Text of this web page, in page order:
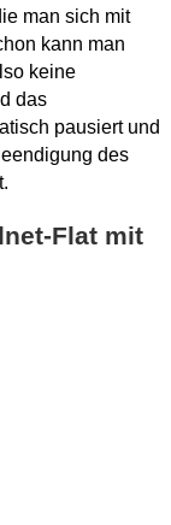
man sich mit
kann man
keine
das
pausiert und
des
Flat mit